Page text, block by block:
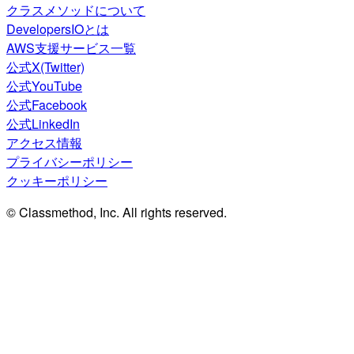
クラスメソッドについて
DevelopersIOとは
AWS支援サービス一覧
公式X(Twitter)
公式YouTube
公式Facebook
公式LinkedIn
アクセス情報
プライバシーポリシー
クッキーポリシー
© Classmethod, Inc. All rights reserved.